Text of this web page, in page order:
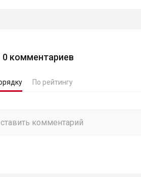
0 комментариев
По рейтингу